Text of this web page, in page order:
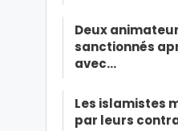
Deux
sanctionnés
avec…
Les islamistes
par leurs